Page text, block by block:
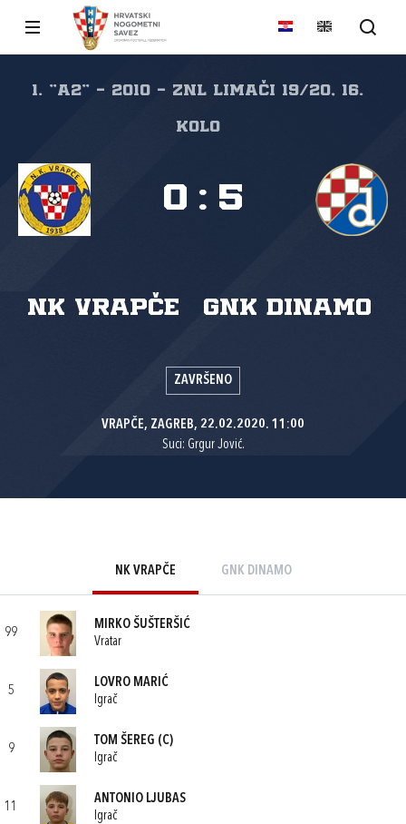
1. "A2" - 2010 - ZNL LIMAČI 19/20, 16.
kolo
NK Vrapče GNK Dinamo
0 : 5
ZAVRŠENO
VRAPČE, ZAGREB, 22.02.2020. 11:00
Suci: Grgur Jović.
NK VRAPČE GNK DINAMO
99
MIRKO ŠUŠTERŠIĆ
Vratar
5
LOVRO MARIĆ
Igrač
9
TOM ŠEREG (C)
Igrač
11
ANTONIO LJUBAS
Igrač